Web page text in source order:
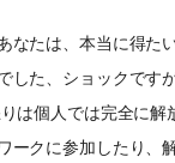
なたは、本当に得た
した、ショックです
は個人では完全に解
ークに参加したり、